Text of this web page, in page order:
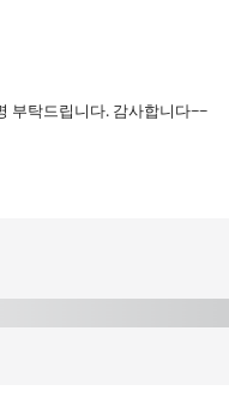
부탁드립니다. 감사합니다~~